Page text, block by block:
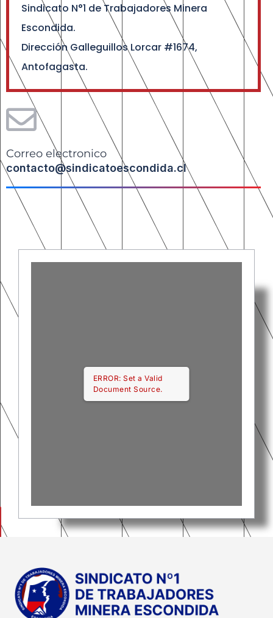
Sindicato N°1 de Trabajadores Minera
Escondida.
Dirección Galleguillos Lorcar #1674,
Antofagasta.
Correo electronico
contacto@sindicatoescondida.cl
ERROR: Set a Valid
Document Source.